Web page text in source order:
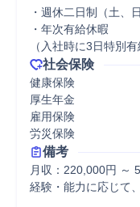
・週休二日制（土、
・年次有給休暇
（入社時に3日特別有
社会保険
健康保険
厚生年金
雇用保険
労災保険
備考
月収：220,000円 ～
経験・能力に応じて